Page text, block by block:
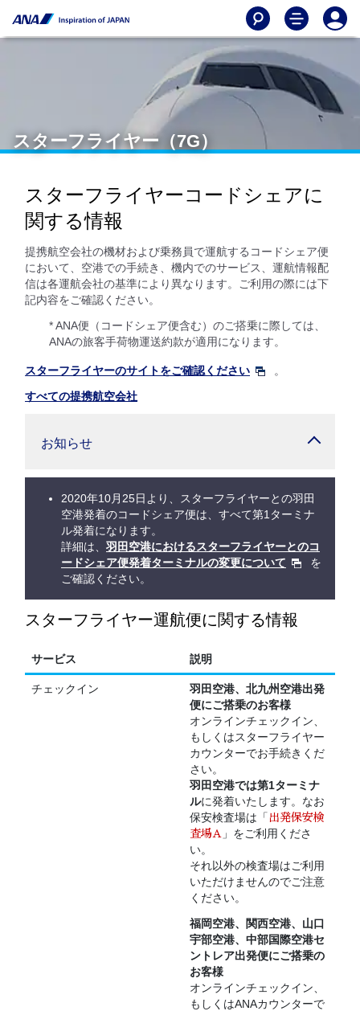
スターフライヤー（7G）
スターフライヤーコードシェアに
関する情報
提携航空会社の機材および乗務員で運航するコードシェア便
において、空港での手続き、機内でのサービス、運航情報配
信は各運航会社の基準により異なります。ご利用の際には下
記内容をご確認ください。
* ANA便（コードシェア便含む）のご搭乗に際しては、
ANAの旅客手荷物運送約款が適用になります。
スターフライヤーのサイトをご確認ください
。
すべての提携航空会社
お知らせ
2020年10月25日より、スターフライヤーとの羽田
空港発着のコードシェア便は、すべて第1ターミナ
ル発着になります。
詳細は、 羽田空港におけるスターフライヤーとのコ
ードシェア便発着ターミナルの変更について
を
ご確認ください。
スターフライヤー運航便に関する情報
サービス 説明
チェックイン
羽田空港、北九州空港出発
便にご搭乗のお客様
オンラインチェックイン、
もしくはスターフライヤー
カウンターでお手続きくだ
さい。
羽田空港では第1ターミナ
ルに発着いたします。なお
保安検査場は「 出発保安検
査場A 」をご利用くださ
い。
それ以外の検査場はご利用
いただけませんのでご注意
ください。
福岡空港、関西空港、山口
宇部空港、中部国際空港セ
ントレア出発便にご搭乗の
お客様
オンラインチェックイン、
もしくはANAカウンターで